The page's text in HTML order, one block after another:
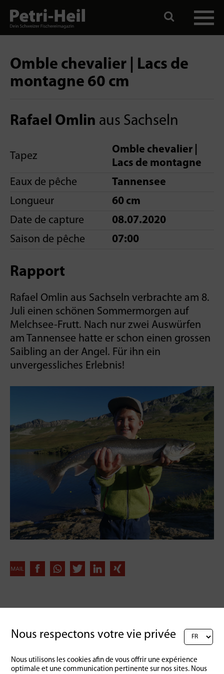
Omble chevalier | Lacs de
montagne 60 cm
Rafael Omlin aus Sachseln
Tapez
Omble chevalier |
Lacs de montagne
Eaux de pêche
Tannensee
Longueur
60 cm
Date de capture
08.07.2020
Saison de pêche
07:00
Rapport
Rafael Omlin aus Sachseln verbrachte am 8.
Juli einen schönen Sommermorgen auf
Melchsee-Frutt. Nach nur zwei Auswürfen
am Tannensee hatte er schon einen grossen
Saibling an der Angel. Für ihn ein
unvergessliches Erlebnis!
Nous respectons votre vie privée
Nous utilisons les cookies afin de vous offrir une expérience
optimale et une communication pertinente sur nos sites. Nous